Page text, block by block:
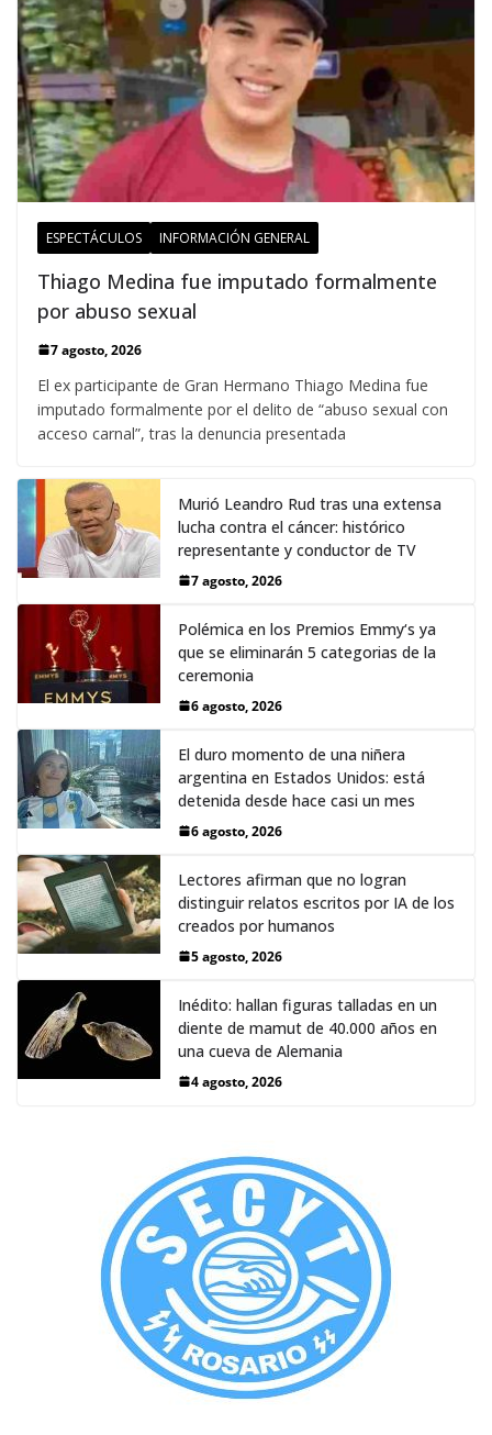
ESPECTÁCULOS INFORMACIÓN GENERAL
Thiago Medina fue imputado formalmente
por abuso sexual
7 agosto, 2026
El ex participante de Gran Hermano Thiago Medina fue
imputado formalmente por el delito de “abuso sexual con
acceso carnal”, tras la denuncia presentada
Murió Leandro Rud tras una extensa
lucha contra el cáncer: histórico
representante y conductor de TV
7 agosto, 2026
Polémica en los Premios Emmy‘s ya
que se eliminarán 5 categorias de la
ceremonia
6 agosto, 2026
El duro momento de una niñera
argentina en Estados Unidos: está
detenida desde hace casi un mes
6 agosto, 2026
Lectores afirman que no logran
distinguir relatos escritos por IA de los
creados por humanos
5 agosto, 2026
Inédito: hallan figuras talladas en un
diente de mamut de 40.000 años en
una cueva de Alemania
4 agosto, 2026